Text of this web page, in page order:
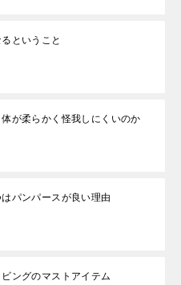
ということ
が柔らかく怪我しにくいのか
パンパースが良い理由
ングのマストアイテム